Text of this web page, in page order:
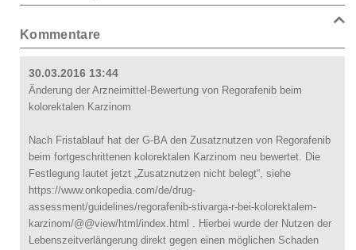
Kommentare
30.03.2016 13:44
Änderung der Arzneimittel-Bewertung von Regorafenib beim
kolorektalen Karzinom
Nach Fristablauf hat der G-BA den Zusatznutzen von Regorafenib
beim fortgeschrittenen kolorektalen Karzinom neu bewertet. Die
Festlegung lautet jetzt „Zusatznutzen nicht belegt“, siehe
https://www.onkopedia.com/de/drug-
assessment/guidelines/regorafenib-stivarga-r-bei-kolorektalem-
karzinom/@@view/html/index.html . Hierbei wurde der Nutzen der
Lebenszeitverlängerung direkt gegen einen möglichen Schaden